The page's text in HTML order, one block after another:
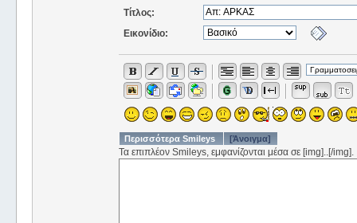
Τίτλος:
Εικονίδιο:
Περισσότερα Smileys [Άνοιγμα]
Τα επιπλέον Smileys, εμφανίζονται μέσα σε [img]..[/img].